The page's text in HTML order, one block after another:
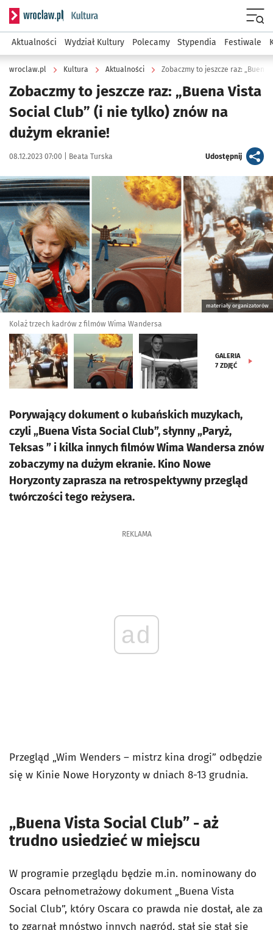
Serwis informacyjny wroclaw.pl podserwis: Kultura
Aktualności Wydział Kultury Polecamy Stypendia Festiwale
wroclaw.pl Kultura Aktualności
Zobaczmy to jeszcze raz: „Buena Vista
Social Club” (i nie tylko) znów na
dużym ekranie!
Data publikacji:
08.12.2023 07:00 | Autor:
Beata Turska Udostępnijartykuł
Kliknij, aby zobaczyć galerię
materiały organizatorów
Kolaż trzech kadrów z filmów Wima Wandersa
GALERIA
7 ZDJĘĆ
Porywający dokument o kubańskich muzykach,
czyli „Buena Vista Social Club”, słynny „Paryż,
Teksas ” i kilka innych filmów Wima Wandersa znów
zobaczymy na dużym ekranie. Kino Nowe
Horyzonty zaprasza na retrospektywny przegląd
twórczości tego reżysera.
REKLAMA
ad
Przegląd „Wim Wenders – mistrz kina drogi” odbędzie
się w Kinie Nowe Horyzonty w dniach 8-13 grudnia.
„Buena Vista Social Club” - aż
trudno usiedzieć w miejscu
W programie przeglądu będzie m.in. nominowany do
Oscara pełnometrażowy dokument „Buena Vista
Social Club”, który Oscara co prawda nie dostał, ale za
to zgarnął mnóstwo innych nagród, stał się stał się